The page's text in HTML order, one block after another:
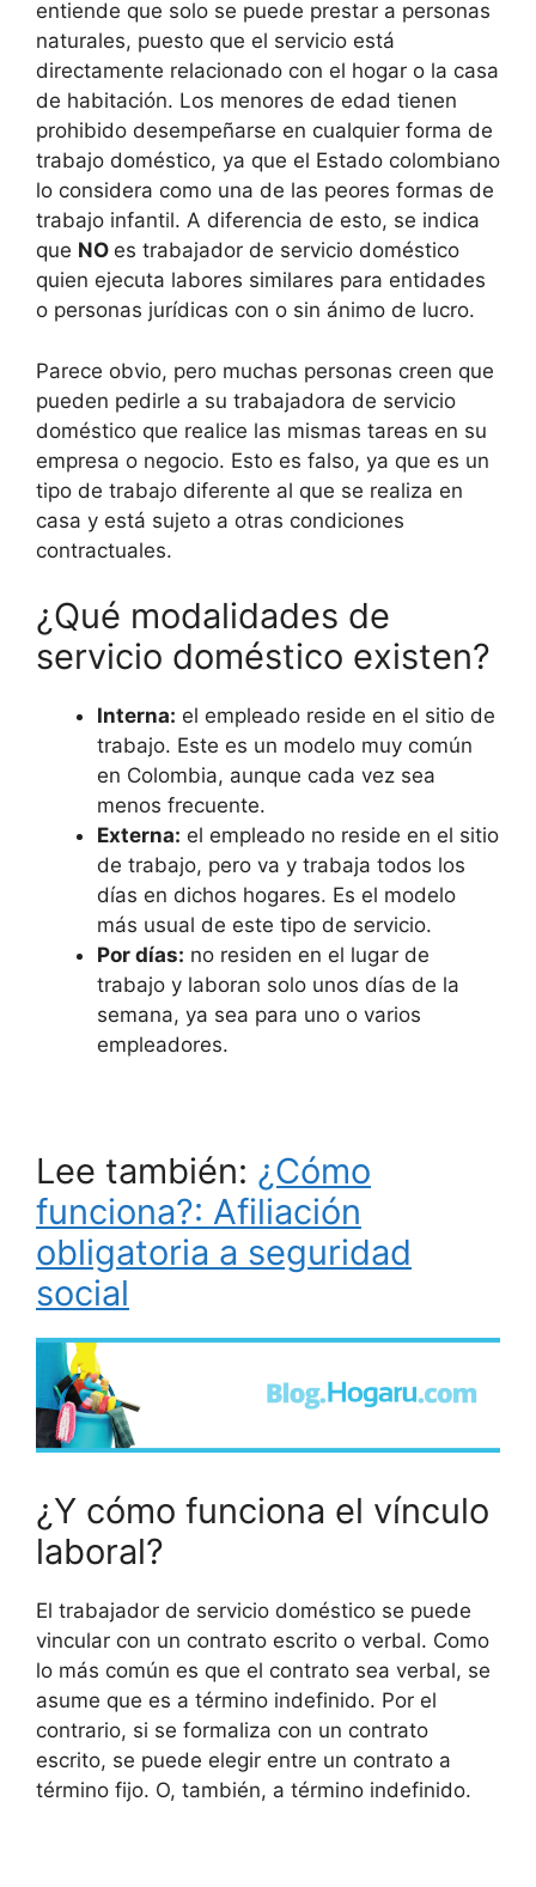
entiende que solo se puede prestar a personas
naturales, puesto que el servicio está
directamente relacionado con el hogar o la casa
de habitación. Los menores de edad tienen
prohibido desempeñarse en cualquier forma de
trabajo doméstico, ya que el Estado colombiano
lo considera como una de las peores formas de
trabajo infantil. A diferencia de esto, se indica
que NO es trabajador de servicio doméstico
quien ejecuta labores similares para entidades
o personas jurídicas con o sin ánimo de lucro.
Parece obvio, pero muchas personas creen que
pueden pedirle a su trabajadora de servicio
doméstico que realice las mismas tareas en su
empresa o negocio. Esto es falso, ya que es un
tipo de trabajo diferente al que se realiza en
casa y está sujeto a otras condiciones
contractuales.
¿Qué modalidades de
servicio doméstico existen?
Interna: el empleado reside en el sitio de
trabajo. Este es un modelo muy común
en Colombia, aunque cada vez sea
menos frecuente.
Externa: el empleado no reside en el sitio
de trabajo, pero va y trabaja todos los
días en dichos hogares. Es el modelo
más usual de este tipo de servicio.
Por días: no residen en el lugar de
trabajo y laboran solo unos días de la
semana, ya sea para uno o varios
empleadores.
Lee también: ¿Cómo
funciona?: Afiliación
obligatoria a seguridad
social
¿Y cómo funciona el vínculo
laboral?
El trabajador de servicio doméstico se puede
vincular con un contrato escrito o verbal. Como
lo más común es que el contrato sea verbal, se
asume que es a término indefinido. Por el
contrario, si se formaliza con un contrato
escrito, se puede elegir entre un contrato a
término fijo. O, también, a término indefinido.